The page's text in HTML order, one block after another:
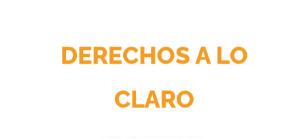
DERECHOS A LO
CLARO